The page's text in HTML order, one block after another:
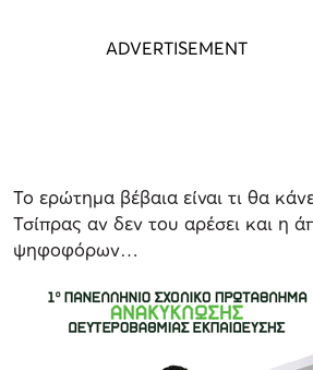
Το ερώτημα βέβαια είναι τι θα
Τσίπρας αν δεν του αρέσει και η
ψηφοφόρων…